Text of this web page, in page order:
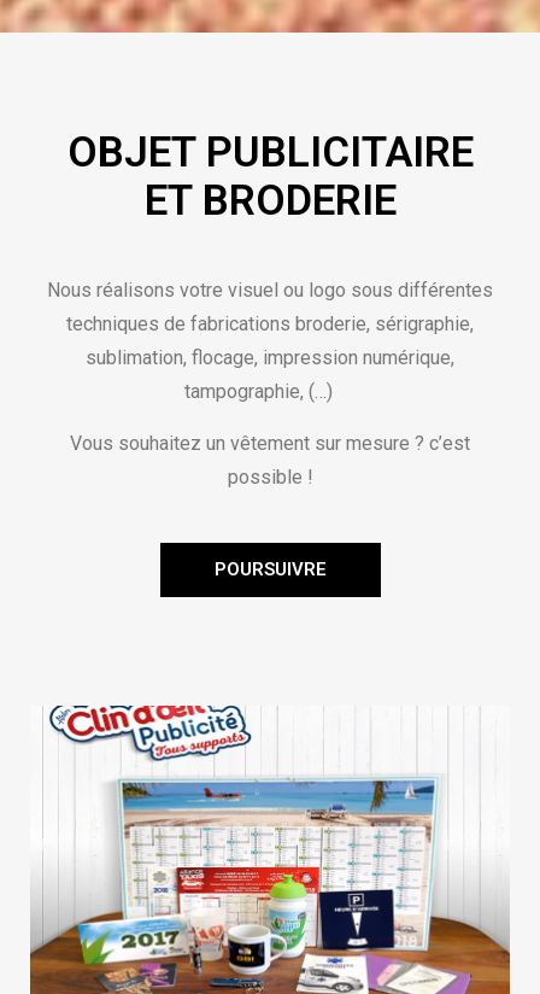
OBJET PUBLICITAIRE
ET BRODERIE
Nous réalisons votre visuel ou logo sous différentes
techniques de fabrications broderie, sérigraphie,
sublimation, flocage, impression numérique,
tampographie, (…)
Vous souhaitez un vêtement sur mesure ? c’est
possible !
POURSUIVRE